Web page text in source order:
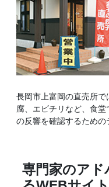
長岡市上富岡の直売所
腐、エビチリなど、食
の反響を確認するための
専門家のア